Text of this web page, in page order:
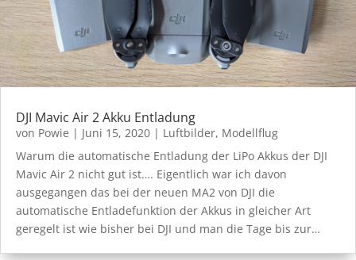
DJI Mavic Air 2 Akku Entladung
von Powie | Juni 15, 2020 | Luftbilder, Modellflug
Warum die automatische Entladung der LiPo Akkus der DJI
Mavic Air 2 nicht gut ist…. Eigentlich war ich davon
ausgegangen das bei der neuen MA2 von DJI die
automatische Entladefunktion der Akkus in gleicher Art
geregelt ist wie bisher bei DJI und man die Tage bis zur…